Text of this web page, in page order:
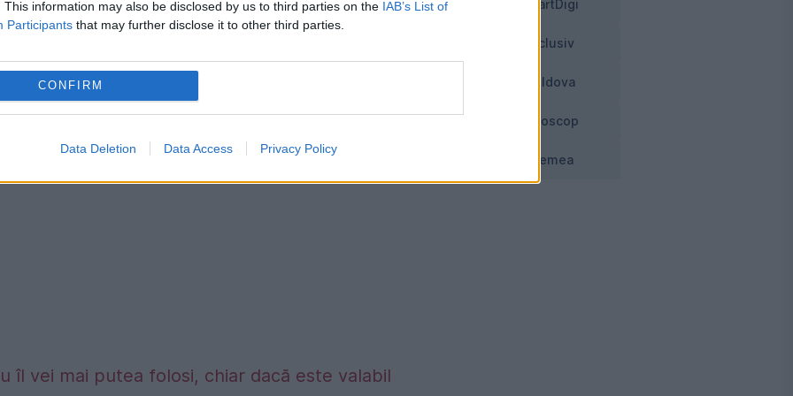
This information may also be disclosed by us to third parties on the IAB’s List of
Participants that may further disclose it to other third parties.
CONFIRM
Data Deletion Data Access Privacy Policy
ten închis la culoare etc.
să sufle în lumânări şi a izbucnit în lacrimi.
în cauză pe Facebook.
îl vei mai putea folosi, chiar dacă este valabil
SmartDigi
Exclusiv
Moldova
Horoscop
Vremea